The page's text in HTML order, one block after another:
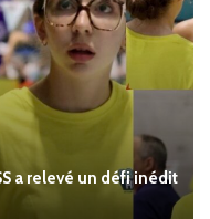
défi inédit